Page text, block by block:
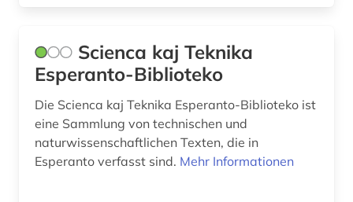
soziale gerechtigkeit (1)
sprache (1)
sprachwissenschaft (1)
stadtplan (1)
Scienca kaj Teknika
Esperanto-Biblioteko
Die Scienca kaj Teknika Esperanto-Biblioteko ist
eine Sammlung von technischen und
naturwissenschaftlichen Texten, die in
Esperanto verfasst sind. Mehr Informationen